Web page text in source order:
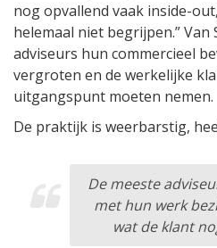
nog opvallend vaak inside-
helemaal niet begrijpen.” Van
adviseurs hun commercieel
vergroten en de werkelijke
uitgangspunt moeten nemen.
De praktijk is weerbarstig,
De meeste
met hun werk
wat de klant